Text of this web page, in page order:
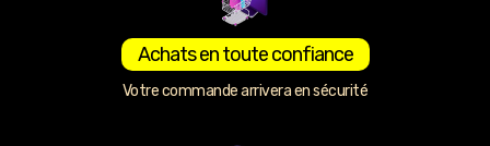
Achats en toute confiance
Votre commande arrivera en sécurité